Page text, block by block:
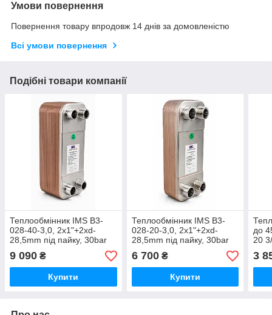
Умови повернення
Повернення товару впродовж 14 днів за домовленістю
Всі умови повернення
Подібні товари компанії
Теплообмінник IMS В3-
028-40-3,0, 2х1"+2хd-
28,5mm під пайку, 30bar
9 090 ₴
Купити
Теплообмінник IMS В3-
028-20-3,0, 2х1"+2хd-
28,5mm під пайку, 30bar
6 700₴
Купити
до
20
3